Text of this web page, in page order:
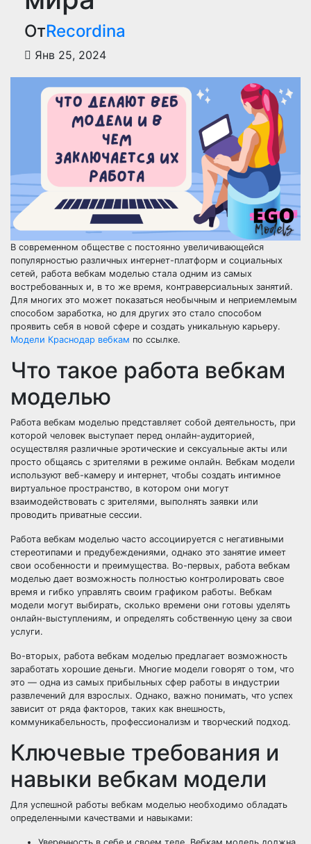
ОтRecordina
Янв 25, 2024
В современном обществе с постоянно увеличивающейся
популярностью различных интернет-платформ и социальных
сетей, работа вебкам моделью стала одним из самых
востребованных и, в то же время, контраверсиальных занятий.
Для многих это может показаться необычным и неприемлемым
способом заработка, но для других это стало способом
проявить себя в новой сфере и создать уникальную карьеру.
Модели Краснодар вебкам по ссылке.
Что такое работа вебкам
моделью
Работа вебкам моделью представляет собой деятельность, при
которой человек выступает перед онлайн-аудиторией,
осуществляя различные эротические и сексуальные акты или
просто общаясь с зрителями в режиме онлайн. Вебкам модели
используют веб-камеру и интернет, чтобы создать интимное
виртуальное пространство, в котором они могут
взаимодействовать с зрителями, выполнять заявки или
проводить приватные сессии.
Работа вебкам моделью часто ассоциируется с негативными
стереотипами и предубеждениями, однако это занятие имеет
свои особенности и преимущества. Во-первых, работа вебкам
моделью дает возможность полностью контролировать свое
время и гибко управлять своим графиком работы. Вебкам
модели могут выбирать, сколько времени они готовы уделять
онлайн-выступлениям, и определять собственную цену за свои
услуги.
Во-вторых, работа вебкам моделью предлагает возможность
заработать хорошие деньги. Многие модели говорят о том, что
это — одна из самых прибыльных сфер работы в индустрии
развлечений для взрослых. Однако, важно понимать, что успех
зависит от ряда факторов, таких как внешность,
коммуникабельность, профессионализм и творческий подход.
Ключевые требования и
навыки вебкам модели
Для успешной работы вебкам моделью необходимо обладать
определенными качествами и навыками: